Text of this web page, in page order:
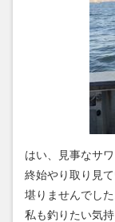
はい、見事なサ
終始やり取り見
堪りませんでした
私も釣りたい気